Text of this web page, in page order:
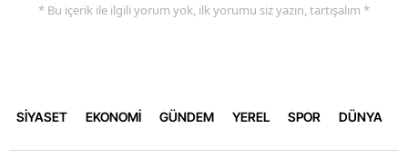
* Bu içerik ile ilgili yorum yok, ilk yorumu siz yazın, tartışalım *
SİYASET EKONOMİ GÜNDEM YEREL SPOR DÜNYA